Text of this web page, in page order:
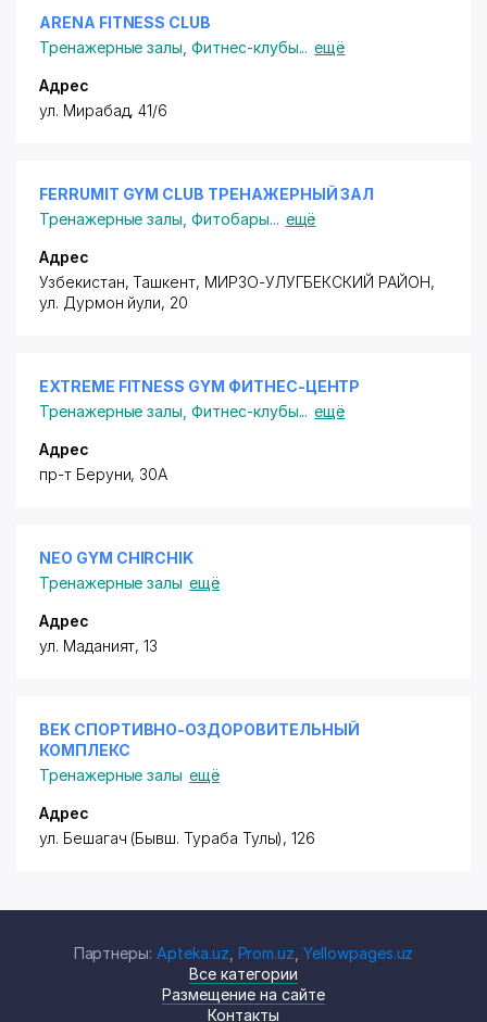
ARENA FITNESS CLUB
Тренажерные залы ,Фитнес-клубы... ещё
Адрес
ул. Мирабад, 41/6
FERRUMIT GYM CLUB ТРЕНАЖЕРНЫЙ ЗАЛ
Тренажерные залы ,Фитобары... ещё
Адрес
Узбекистан, Ташкент, МИРЗО-УЛУГБЕКСКИЙ РАЙОН,
ул. Дурмон йули, 20
EXTREME FITNESS GYM ФИТНЕС-ЦЕНТР
Тренажерные залы ,Фитнес-клубы... ещё
Адрес
пр-т Беруни, 30А
NEO GYM CHIRCHIK
Тренажерные залы ещё
Адрес
ул. Маданият, 13
BEK СПОРТИВНО-ОЗДОРОВИТЕЛЬНЫЙ
КОМПЛЕКС
Тренажерные залы ещё
Адрес
ул. Бешагач (Бывш. Тураба Тулы), 126
Партнеры: Apteka.uz Prom.uz ,Yellowpages.uz
Все категории
Размещение на сайте
Контакты